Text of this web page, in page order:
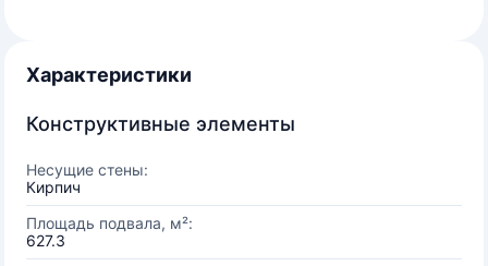
Характеристики
Конструктивные элементы
Несущие стены:
Кирпич
Площадь подвала, м²:
627.3